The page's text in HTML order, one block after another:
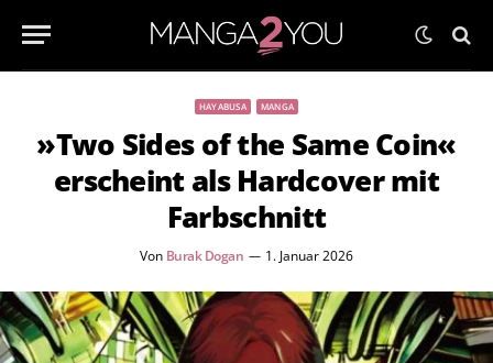
HAYABUSA MANGA
»Two Sides of the Same Coin«
erscheint als Hardcover mit
Farbschnitt
Von Burak Dogan 1. Januar 2026